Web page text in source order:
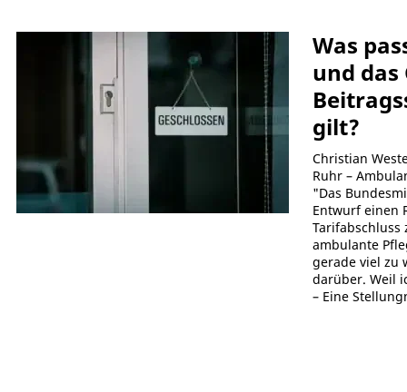
Was
und das
gilt?
Christian
Ruhr –
"Das
Entwurf einen
ambulante
gerade viel zu
darüber. Weil
– Eine